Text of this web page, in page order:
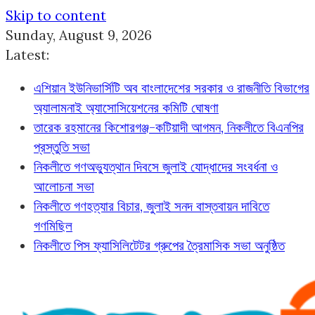
Skip to content
Sunday, August 9, 2026
Latest:
এশিয়ান ইউনিভার্সিটি অব বাংলাদেশের সরকার ও রাজনীতি বিভাগের
অ্যালামনাই অ্যাসোসিয়েশনের কমিটি ঘোষণা
তারেক রহমানের কিশোরগঞ্জ-কটিয়াদী আগমন, নিকলীতে বিএনপির
প্রস্তুতি সভা
নিকলীতে গণঅভ্যুত্থান দিবসে জুলাই যোদ্ধাদের সংবর্ধনা ও
আলোচনা সভা
নিকলীতে গণহত্যার বিচার, জুলাই সনদ বাস্তবায়ন দাবিতে
গণমিছিল
নিকলীতে পিস ফ্যাসিলিটেটর গ্রুপের ত্রৈমাসিক সভা অনুষ্ঠিত